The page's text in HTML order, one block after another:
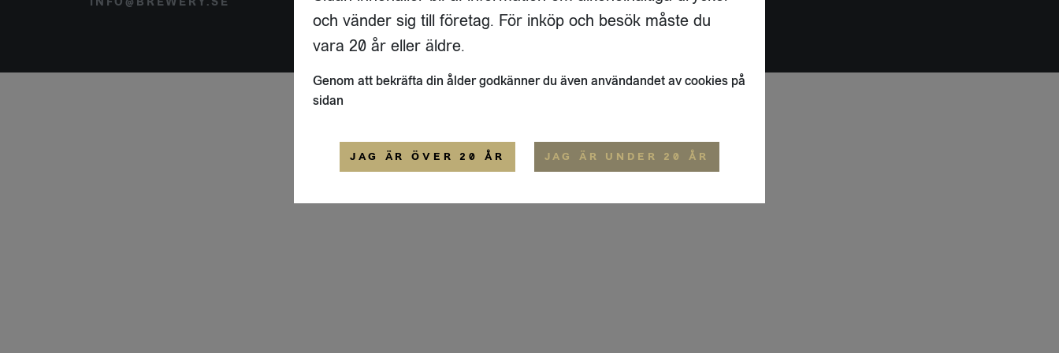
ALLMÄNNA VILLKOR
och vänder sig till företag. För inköp och besök måste du
vara 20 år eller äldre.
Genom att bekräfta din ålder godkänner du även användandet av cookies på
sidan
JAG ÄR ÖVER 20 ÅR JAG ÄR UNDER 20 ÅR